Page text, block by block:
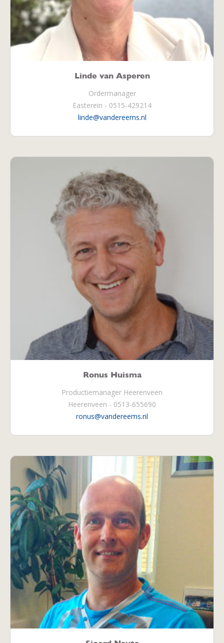
Linde van Asperen
Ordermanager
Easterein - 0515-429214
linde@vandereems.nl
Ronus Huisma
Productiemanager Heerenveen
Heerenveen - 0513-655690
ronus@vandereems.nl